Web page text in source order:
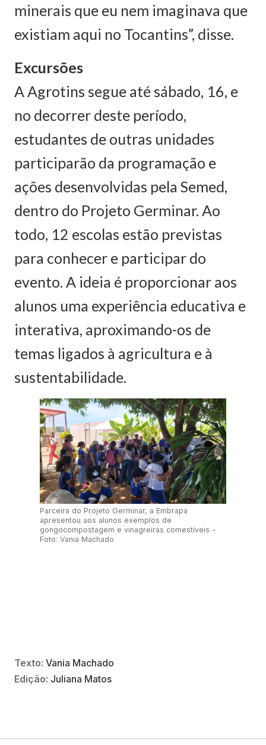
minerais que eu nem imaginava que
existiam aqui no Tocantins”, disse.
Excursões
A Agrotins segue até sábado, 16, e
no decorrer deste período,
estudantes de outras unidades
participarão da programação e
ações desenvolvidas pela Semed,
dentro do Projeto Germinar. Ao
todo, 12 escolas estão previstas
para conhecer e participar do
evento. A ideia é proporcionar aos
alunos uma experiência educativa e
interativa, aproximando-os de
temas ligados à agricultura e à
sustentabilidade.
Parceira do Projeto Germinar, a Embrapa
apresentou aos alunos exemplos de
gongocompostagem e vinagreiras comestíveis -
Foto: Vania Machado
Texto: Vania Machado
Edição: Juliana Matos